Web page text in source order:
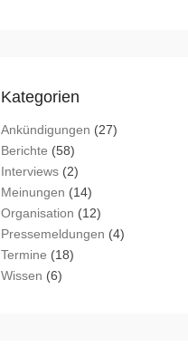
Kategorien
Ankündigungen (27)
Berichte (58)
Interviews (2)
Meinungen (14)
Organisation (12)
Pressemeldungen (4)
Termine (18)
Wissen (6)